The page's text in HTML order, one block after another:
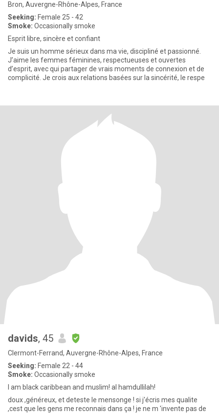
Bron, Auvergne-Rhône-Alpes, France
Seeking: Female 25 - 42
Smoke: Occasionally smoke
Esprit libre, sincère et confiant
Je suis un homme sérieux dans ma vie, discipliné et passionné.
J’aime les femmes féminines, respectueuses et ouvertes
d’esprit, avec qui partager de vrais moments de connexion et de
complicité. Je crois aux relations basées sur la sincérité, le respe
davids, 45
Clermont-Ferrand, Auvergne-Rhône-Alpes, France
Seeking: Female 22 - 44
Smoke: Occasionally smoke
I am black caribbean and muslim! al hamdullilah!
doux ,généreux, et deteste le mensonge ! si j'écris mes qualite
,cest que les gens me reconnais dans ça ! je ne m 'invente pas de